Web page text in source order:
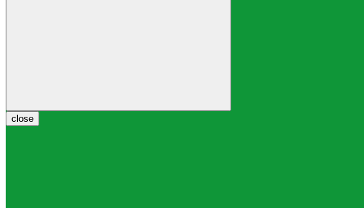
close